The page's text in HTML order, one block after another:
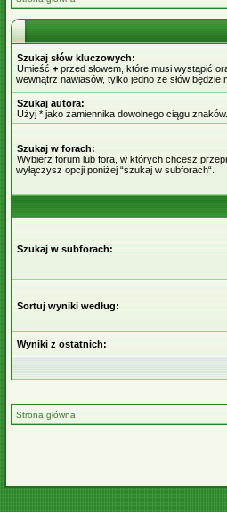
Szukaj słów kluczowych:
Umieść + przed słowem, które musi wystąpić
wewnątrz nawiasów, tylko jedno ze słów będzie
Szukaj autora:
Użyj * jako zamiennika dowolnego ciągu znaków.
Szukaj w forach:
Wybierz forum lub fora, w których chcesz
wyłączysz opcji poniżej “szukaj w subforach“.
Szukaj w subforach:
Sortuj wyniki według:
Wyniki z ostatnich:
Strona główna